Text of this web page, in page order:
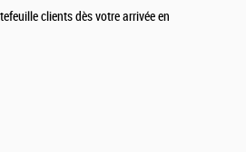
clients dès votre arrivée en